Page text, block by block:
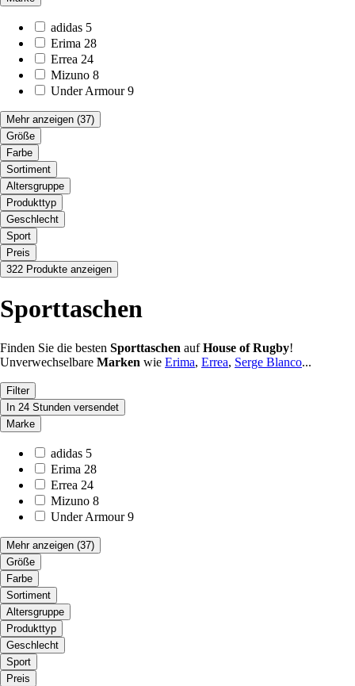
adidas 5
Erima 28
Errea 24
Mizuno 8
Under Armour 9
Mehr anzeigen (37)
Größe
Farbe
Sortiment
Altersgruppe
Produkttyp
Geschlecht
Sport
Preis
322 Produkte anzeigen
Sporttaschen
Finden Sie die besten Sporttaschen aufHouse of Rugby!
Unverwechselbare Marken wie Erima, Errea, Serge Blanco...
Filter
In 24 Stunden versendet
Marke
adidas 5
Erima 28
Errea 24
Mizuno 8
Under Armour 9
Mehr anzeigen (37)
Größe
Farbe
Sortiment
Altersgruppe
Produkttyp
Geschlecht
Sport
Preis